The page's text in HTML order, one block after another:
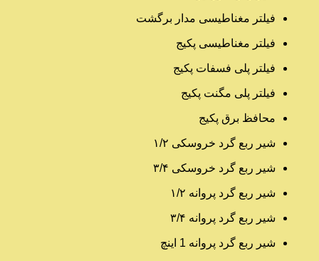
فیلتر مغناطیسی مدار برگشت
فیلتر مغناطیسی پکیج
فیلتر پلی فسفات پکیج
فیلتر پلی مگنت پکیج
محافظ برق پکیج
شیر ربع گرد خروسکی ۱/۲
شیر ربع گرد خروسکی ۳/۴
شیر ربع گرد پروانه ۱/۲
شیر ربع گرد پروانه ۳/۴
شیر ربع گرد پروانه 1 اینچ